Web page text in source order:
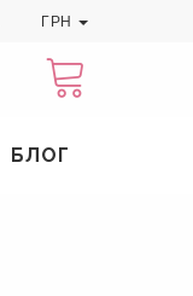
ГРН
БЛОГ